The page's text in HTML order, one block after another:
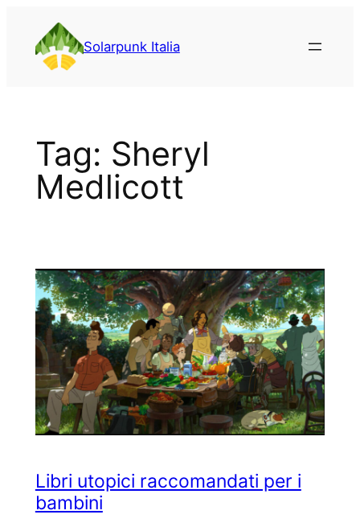
contenuto
Solarpunk Italia
Tag: Sheryl
Medlicott
Libri utopici raccomandati per i
bambini